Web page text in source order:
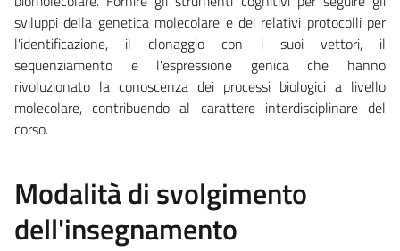
sviluppi della genetica molecolare e dei relativi protocolli per
l'identificazione, il clonaggio con i suoi vettori, il
sequenziamento e l'espressione genica che hanno
rivoluzionato la conoscenza dei processi biologici a livello
molecolare, contribuendo al carattere interdisciplinare del
corso.
Modalità di svolgimento
dell'insegnamento